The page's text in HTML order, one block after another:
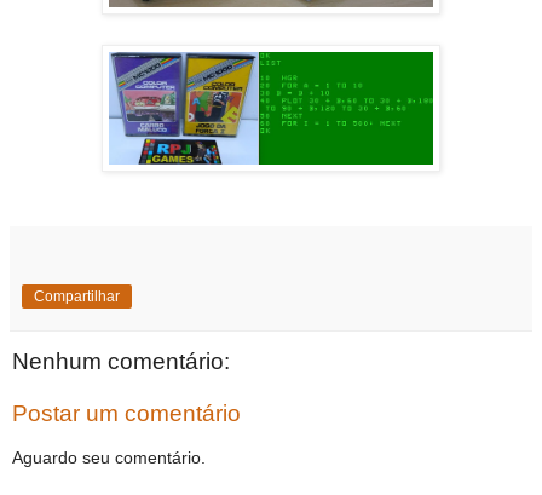
Compartilhar
Nenhum comentário:
Postar um comentário
Aguardo seu comentário.